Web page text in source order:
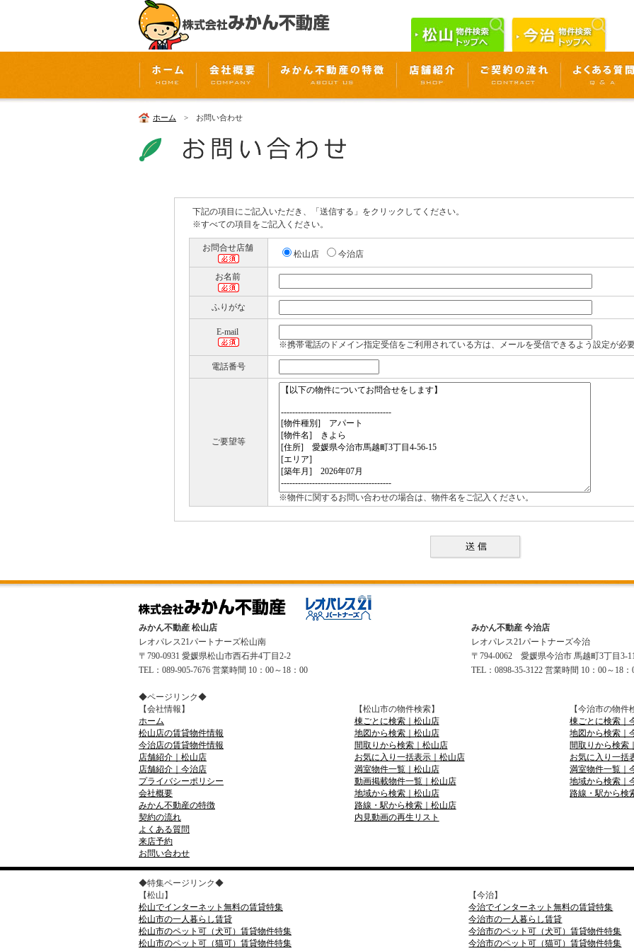
ホーム > お問い合わせ
下記の項目にご記入いただき、「送信する」をクリックしてください。
※すべての項目をご記入ください。
お問合せ店舗
松山店 今治店
お名前
ふりがな
E-mail
※携帯電話のドメイン指定受信をご利用されている方は、メールを受信できるよう設定が必
電話番号
ご要望等
※物件に関するお問い合わせの場合は、物件名をご記入ください。
みかん不動産 松山店
レオパレス21パートナーズ松山南
〒790-0931 愛媛県松山市西石井4丁目2-2
TEL：089-905-7676 営業時間 10：00～18：00
みかん不動産 今治店
レオパレス21パートナーズ今治
〒794-0062 愛媛県今治市 馬越町3丁目3-
TEL：0898-35-3122 営業時間 10：00～18：
◆ページリンク◆
【会社情報】
ホーム
松山店の賃貸物件情報
今治店の賃貸物件情報
店舗紹介｜松山店
店舗紹介｜今治店
プライバシーポリシー
会社概要
みかん不動産の特徴
契約の流れ
よくある質問
来店予約
お問い合わせ
【松山市の物件検索】
棟ごとに検索｜松山店
地図から検索｜松山店
間取りから検索｜松山店
お気に入り一括表示｜松山店
満室物件一覧｜松山店
動画掲載物件一覧｜松山店
地域から検索｜松山店
路線・駅から検索｜松山店
内見動画の再生リスト
【今治市の物件
棟ごとに検索｜
地図から検索｜
間取りから検索
お気に入り一括
満室物件一覧｜
地域から検索｜
路線・駅から検
◆特集ページリンク◆
【松山】
松山でインターネット無料の賃貸特集
松山市の一人暮らし賃貸
松山市のペット可（犬可）賃貸物件特集
松山市のペット可（猫可）賃貸物件特集
【今治】
今治でインターネット無料の賃貸特集
今治市の一人暮らし賃貸
今治市のペット可（犬可）賃貸物件特集
今治市のペット可（猫可）賃貸物件特集